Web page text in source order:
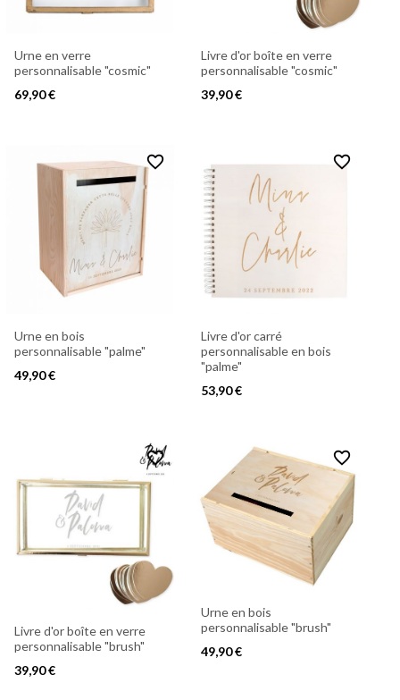
Urne en verre
personnalisable "cosmic"
69,90 €
Livre d'or boîte en verre
personnalisable "cosmic"
39,90 €
favorite_border
Urne en bois
personnalisable "palme"
49,90 €
favorite_border
Livre d'or carré
personnalisable en bois
"palme"
53,90 €
favorite_border
Livre d'or boîte en verre
personnalisable "brush"
39,90 €
favorite_border
Urne en bois
personnalisable "brush"
49,90 €